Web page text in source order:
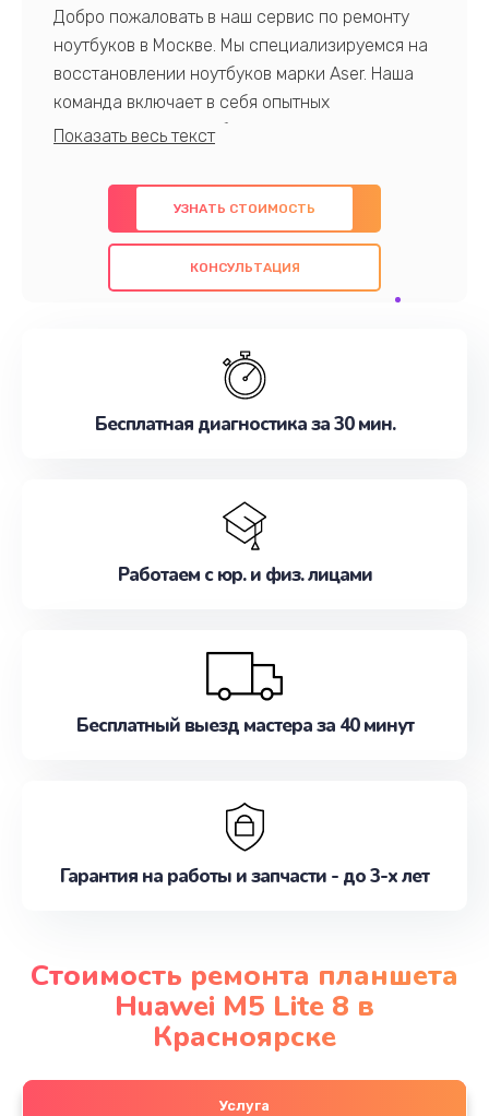
Добро пожаловать в наш сервис по ремонту
ноутбуков в Москве. Мы специализируемся на
восстановлении ноутбуков марки Aser. Наша
команда включает в себя опытных
профессионалов с обширными знаниями и
предлагаем быстрый и качественный ремонт с
использованием оригинальных компонентов, а
также гарантируем качество всех
проведенных работ. Наша цель - предоставить
наилучшим образом. Не медлите записаться на
УЗНАТЬ СТОИМОСТЬ
КОНСУЛЬТАЦИЯ
Бесплатная диагностика за 30 мин.
Работаем с юр. и физ. лицами
Бесплатный выезд мастера за 40 минут
Гарантия на работы и запчасти - до 3-х лет
Стоимость ремонта планшета
Huawei M5 Lite 8 в
Красноярске
Услуга